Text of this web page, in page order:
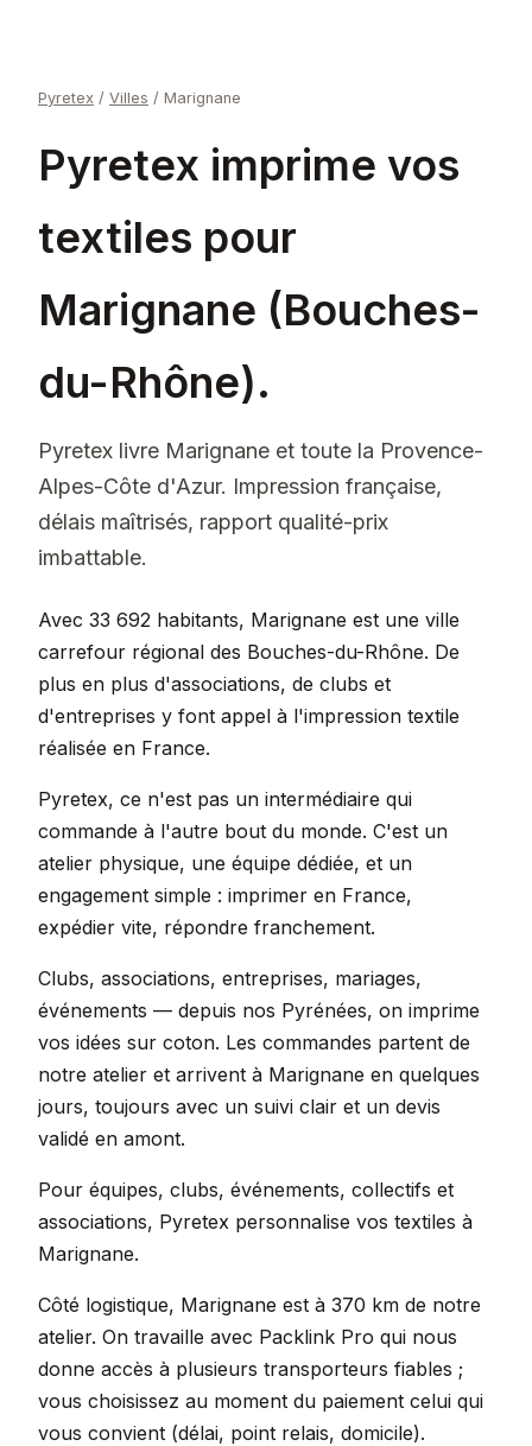
Pyretex / Villes / Marignane
Pyretex imprime vos
textiles pour
Marignane (Bouches-
du-Rhône).
Pyretex livre Marignane et toute la Provence-
Alpes-Côte d'Azur. Impression française,
délais maîtrisés, rapport qualité-prix
imbattable.
Avec 33 692 habitants, Marignane est une ville
carrefour régional des Bouches-du-Rhône. De
plus en plus d'associations, de clubs et
d'entreprises y font appel à l'impression textile
réalisée en France.
Pyretex, ce n'est pas un intermédiaire qui
commande à l'autre bout du monde. C'est un
atelier physique, une équipe dédiée, et un
engagement simple : imprimer en France,
expédier vite, répondre franchement.
Clubs, associations, entreprises, mariages,
événements — depuis nos Pyrénées, on imprime
vos idées sur coton. Les commandes partent de
notre atelier et arrivent à Marignane en quelques
jours, toujours avec un suivi clair et un devis
validé en amont.
Pour équipes, clubs, événements, collectifs et
associations, Pyretex personnalise vos textiles à
Marignane.
Côté logistique, Marignane est à 370 km de notre
atelier. On travaille avec Packlink Pro qui nous
donne accès à plusieurs transporteurs fiables ;
vous choisissez au moment du paiement celui qui
vous convient (délai, point relais, domicile).